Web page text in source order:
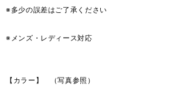
※多少の誤差はご了承ください
※メンズ・レディース対応
【カラー】 （写真参照）